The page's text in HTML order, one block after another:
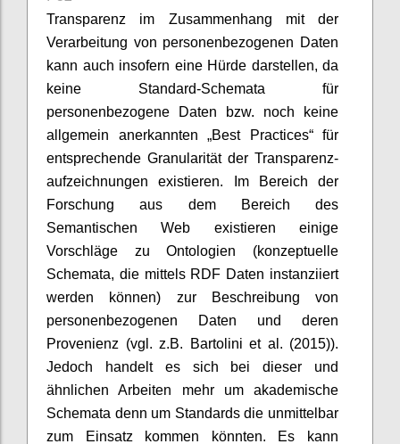
Transparenz im Zusammenhang mit der
Verarbeitung von personenbezogenen Daten
kann auch insofern eine Hürde darstellen, da
keine Standard-Schemata für
personenbezogene Daten bzw. noch keine
allgemein anerkannten „Best Practices“ für
entsprechende Granularität der Transparenz-
aufzeichnungen existieren. Im Bereich der
Forschung aus dem Bereich des
Semantischen Web existieren einige
Vorschläge zu Ontologien (konzeptuelle
Schemata, die mittels RDF Daten instanziiert
werden können) zur Beschreibung von
personenbezogenen Daten und deren
Provenienz (vgl. z.B. Bartolini et al. (2015)).
Jedoch handelt es sich bei dieser und
ähnlichen Arbeiten mehr um akademische
Schemata denn um Standards die unmittelbar
zum Einsatz kommen könnten. Es kann